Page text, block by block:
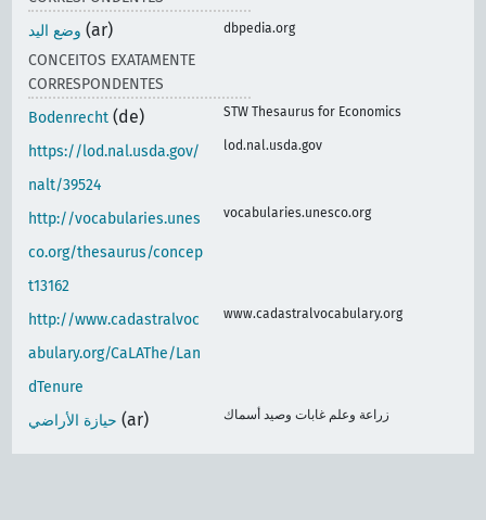
وضع اليد (ar) dbpedia.org
CONCEITOS EXATAMENTE
CORRESPONDENTES
Bodenrecht (de) STW Thesaurus for Economics
https://lod.nal.usda.gov/
nalt/39524
lod.nal.usda.gov
http://vocabularies.unes
co.org/thesaurus/concep
t13162
vocabularies.unesco.org
http://www.cadastralvoc
abulary.org/CaLAThe/Lan
dTenure
www.cadastralvocabulary.org
حيازة الأراضي (ar) زراعة وعلم غابات وصيد أسماك